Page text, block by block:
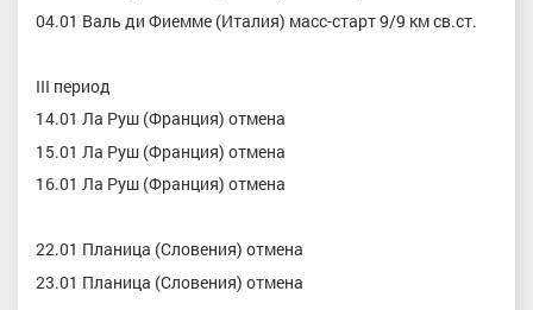
04.01 Валь ди Фиемме (Италия) масс-старт 9/9 км св.ст.
III период
14.01 Ла Руш (Франция) отмена
15.01 Ла Руш (Франция) отмена
16.01 Ла Руш (Франция) отмена
22.01 Планица (Словения) отмена
23.01 Планица (Словения) отмена